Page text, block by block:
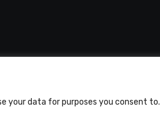
your data for purposes you consent to.
Alfasports TV | Production of